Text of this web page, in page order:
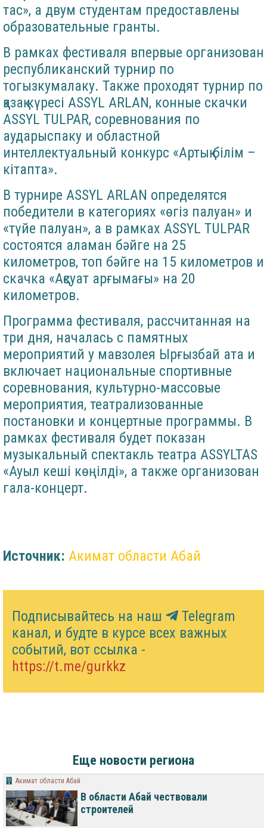
тас», а двум студентам предоставлены
образовательные гранты.
В рамках фестиваля впервые организован
республиканский турнир по
тогызкумалаку. Также проходят турнир по
қазақ күресі ASSYL ARLAN, конные скачки
ASSYL TULPAR, соревнования по
аударыспаку и областной
интеллектуальный конкурс «Артық білім –
кітапта».
В турнире ASSYL ARLAN определятся
победители в категориях «өгіз палуан» и
«түйе палуан», а в рамках ASSYL TULPAR
состоятся аламан бәйге на 25
километров, топ бәйге на 15 километров и
скачка «Ақсуат арғымағы» на 20
километров.
Программа фестиваля, рассчитанная на
три дня, началась с памятных
мероприятий у мавзолея Ырғызбай ата и
включает национальные спортивные
соревнования, культурно-массовые
мероприятия, театрализованные
постановки и концертные программы. В
рамках фестиваля будет показан
музыкальный спектакль театра ASSYLTAS
«Ауыл кеші көңілді», а также организован
гала-концерт.
Источник: Акимат области Абай
Подписывайтесь на наш
Telegram
канал, и будте в курсе всех важных
событий, вот ссылка -
https://t.me/gurkkz
Еще новости региона
Акимат области Абай
В области Абай чествовали
строителей